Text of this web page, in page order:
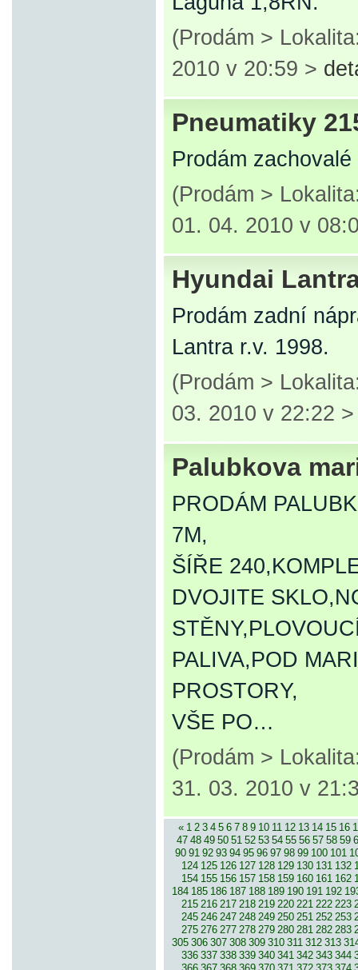
(Prodám >
2010 v 20:59 >
Pneumatiky
Prodám
(Prodám >
01. 04. 2010 v
Hyundai
Prodám zadní
Lantra r.v. 1998.
(Prodám >
03. 2010 v 22:22
Palubkova
PRODÁM
7M,
ŠÍŘE
DVOJITE
PALIVA,POD
PROSTORY,
VŠE PO…
(Prodám >
31. 03. 2010 v
« 1 2 3 4 5 6 7 8 9 10 11 12 13 14 15 16
47 48 49 50 51 52 53 54 55 56 57 58 59
90 91 92 93 94 95 96 97 98 99 100 101
124 125 126 127 128 129 130 131 132
154 155 156 157 158 159 160 161 162
184 185 186 187 188 189 190 191 192
215 216 217 218 219 220 221 222 223
245 246 247 248 249 250 251 252 253
275 276 277 278 279 280 281 282 283
305 306 307 308 309 310 311 312 313
336 337 338 339 340 341 342 343 344